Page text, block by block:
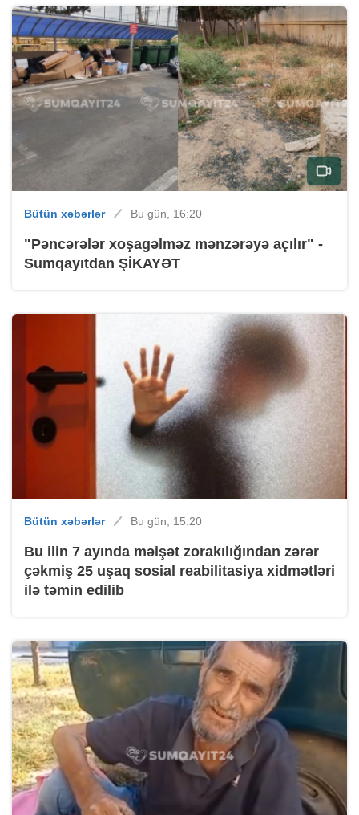
Bütün xəbərlər Bu gün, 16:20
"Pəncərələr xoşagəlməz mənzərəyə açılır" -
Sumqayıtdan ŞİKAYƏT
Bütün xəbərlər Bu gün, 15:20
Bu ilin 7 ayında məişət zorakılığından zərər
çəkmiş 25 uşaq sosial reabilitasiya xidmətləri
ilə təmin edilib